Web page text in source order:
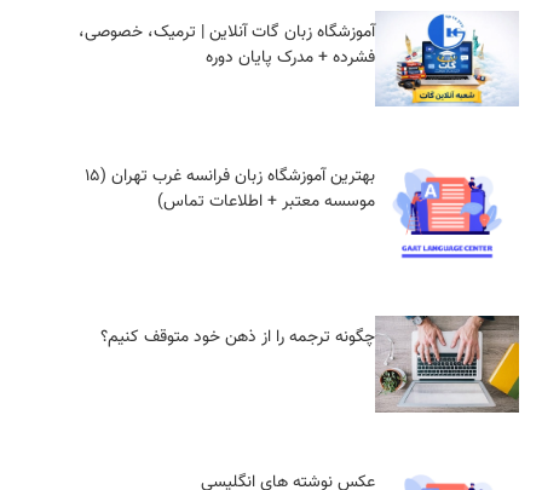
آموزشگاه زبان گات آنلاین | ترمیک، خصوصی،
فشرده + مدرک پایان دوره
بهترین آموزشگاه زبان فرانسه غرب تهران (15
موسسه معتبر + اطلاعات تماس)
چگونه ترجمه را از ذهن خود متوقف کنیم؟
عکس نوشته های انگلیسی